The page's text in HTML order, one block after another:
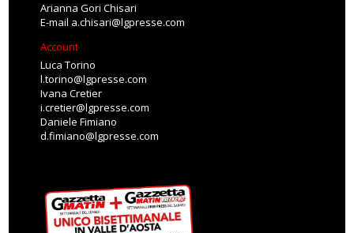
Arianna Gori Chisari
E-mail a.chisari@lgpresse.com
Account
Luca Torino
l.torino@lgpresse.com
Ivana Cretier
i.cretier@lgpresse.com
Daniele Fimiano
d.fimiano@lgpresse.com